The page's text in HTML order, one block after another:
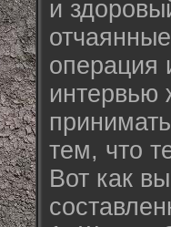
и
операция
интервью
тем, что
Вот как